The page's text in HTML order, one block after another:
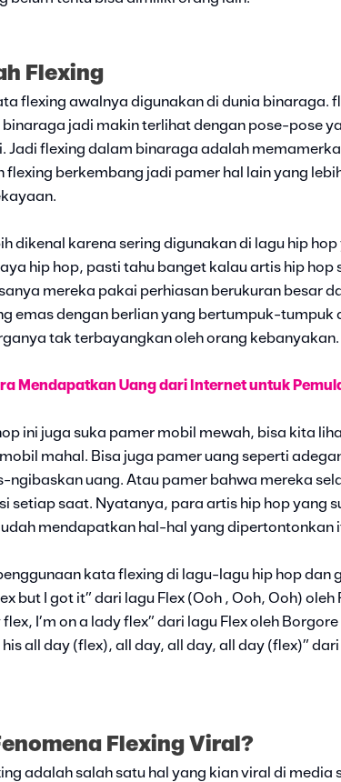
Flexing
flexing awalnya digunakan di dunia binaraga.
jadi makin terlihat dengan pose-pose
Jadi flexing dalam binaraga adalah
flexing berkembang jadi pamer hal lain yang
dikenal karena sering digunakan di lagu hip
hip hop, pasti tahu banget kalau artis hip hop
mereka pakai perhiasan berukuran besar
emas dengan berlian yang bertumpuk-tumpuk
tak terbayangkan oleh orang kebanyakan.
Mendapatkan Uang dari Internet untuk
ini juga suka pamer mobil mewah, bisa kita
mahal. Bisa juga pamer uang seperti
ngibaskan uang. Atau pamer bahwa mereka
setiap saat. Nyatanya, para artis hip hop yang
mendapatkan hal-hal yang dipertontonkan
kata flexing di lagu-lagu hip hop dan
but I got it” dari lagu Flex (Ooh , Ooh, Ooh) oleh
flex, I’m on a lady flex” dari lagu Flex oleh
all day (flex), all day, all day, all day (flex)”
Flexing Viral?
adalah salah satu hal yang kian viral di media